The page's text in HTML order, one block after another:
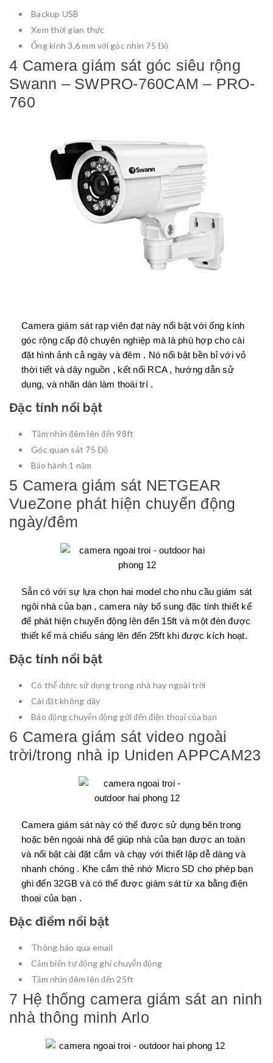
Backup USB
Xem thời gian thực
Ống kính 3,6 mm với góc nhìn 75 Độ
4 Camera giám sát góc siêu rộng
Swann – SWPRO-760CAM – PRO-
760
Camera giám sát rạp viên đạt này nổi bật với ống kính
góc rộng cấp độ chuyên nghiệp mà là phù hợp cho cài
đặt hình ảnh cả ngày và đêm . Nó nổi bật bền bỉ với vỏ
thời tiết và dây nguồn , kết nối RCA , hướng dẫn sử
dụng, và nhãn dán làm thoái trí .
Đặc tính nổi bật
Tầm nhìn đêm lên đến 98ft
Góc quan sát 75 Độ
Bảo hành 1 năm
5 Camera giám sát NETGEAR
VueZone phát hiện chuyển động
ngày/đêm
Sẵn có với sự lựa chọn hai model cho nhu cầu giám sát
ngôi nhà của bạn , camera này bổ sung đặc tính thiết kế
để phát hiện chuyển động lên đến 15ft và một đèn được
thiết kế mà chiếu sáng lên đến 25ft khi được kích hoạt.
Đặc tính nổi bật
Có thể được sử dụng trong nhà hay ngoài trời
Cài đặt không dây
Báo động chuyển động gửi đến điện thoại của bạn
6 Camera giám sát video ngoài
trời/trong nhà ip Uniden APPCAM23
Camera giám sát này có thể được sử dụng bên trong
hoặc bên ngoài nhà để giúp nhà của bạn được an toàn
và nổi bật cài đặt cắm và chạy với thiết lập dễ dàng và
nhanh chóng . Khe cắm thẻ nhớ Micro SD cho phép bạn
ghi đến 32GB và có thể được giám sát từ xa bằng điện
thoại của bạn .
Đặc điểm nổi bật
Thông báo qua email
Cảm biến tự động ghi chuyển động
Tầm nhìn đêm lên đến 25ft
7 Hệ thống camera giám sát an ninh
nhà thông minh Arlo